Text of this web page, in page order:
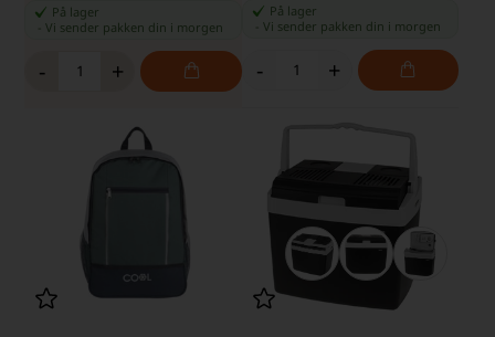
På lager
-Vi sender pakken din i morgen
- +
På lager
Vi sender pakken din i morgen
- +